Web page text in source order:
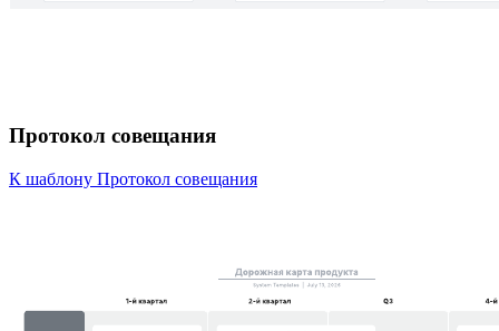
Протокол совещания
К шаблону Протокол совещания